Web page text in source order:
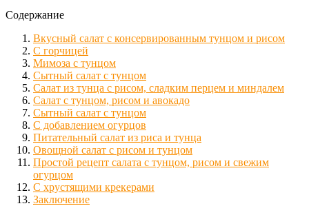
Содержание
Вкусный салат с консервированным тунцом и рисом
С горчицей
Мимоза с тунцом
Сытный салат с тунцом
Салат из тунца с рисом, сладким перцем и миндалем
Салат с тунцом, рисом и авокадо
Сытный салат с тунцом
С добавлением огурцов
Питательный салат из риса и тунца
Овощной салат с рисом и тунцом
Простой рецепт салата с тунцом, рисом и свежим
огурцом
С хрустящими крекерами
Заключение